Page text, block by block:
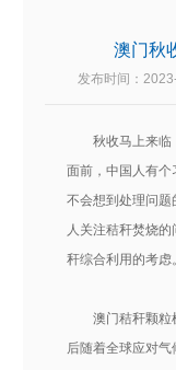
澳门秋
发布时间：
秋收马上来临
面前，中国人有
不会想到处理问
人关注秸秆焚烧
秆综合利用的考虑
澳门秸秆颗粒
后随着全球应对